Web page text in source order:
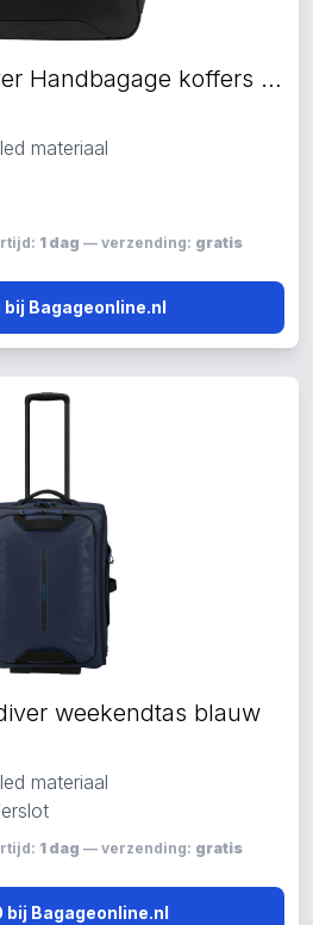
Samsonite Ecodiver Handbagage koffers zwart
materiaal
1 dag — verzending: gratis
bij Bagageonline.nl
weekendtas blauw
materiaal
1 dag — verzending: gratis
Bagageonline.nl